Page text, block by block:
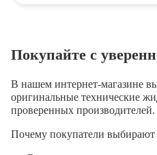
Покупайте с
В нашем интернет-магазине
оригинальные технические
проверенных производителей.
Почему покупатели